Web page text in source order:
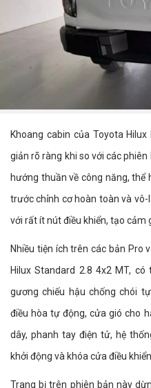
Khoang cabin của Toyota
giản rõ ràng khi so với các
hướng thuần về công năng, thể
trước chỉnh cơ hoàn toàn và
với rất ít nút điều khiển, tạo cảm
Nhiều tiện ích trên các bản Pro
Hilux Standard 2.8 4x2 MT,
gương chiếu hậu chống chói
điều hòa tự động, cửa gió cho
dây, phanh tay điện tử, hệ
khởi động và khóa cửa điều
Trang bị trên phiên bản này